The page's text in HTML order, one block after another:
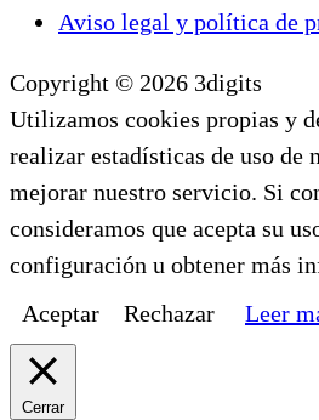
Aviso legal y política de
Copyright © 2026 3digits
Utilizamos cookies propias y
realizar estadísticas de uso de
mejorar nuestro servicio. Si
consideramos que acepta su
configuración u obtener más
Aceptar
Rechazar Leer
Cerrar